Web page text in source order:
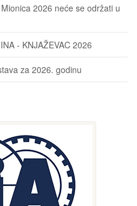
2026 neće se održati u
- KNJAŽEVAC 2026
za 2026. godinu